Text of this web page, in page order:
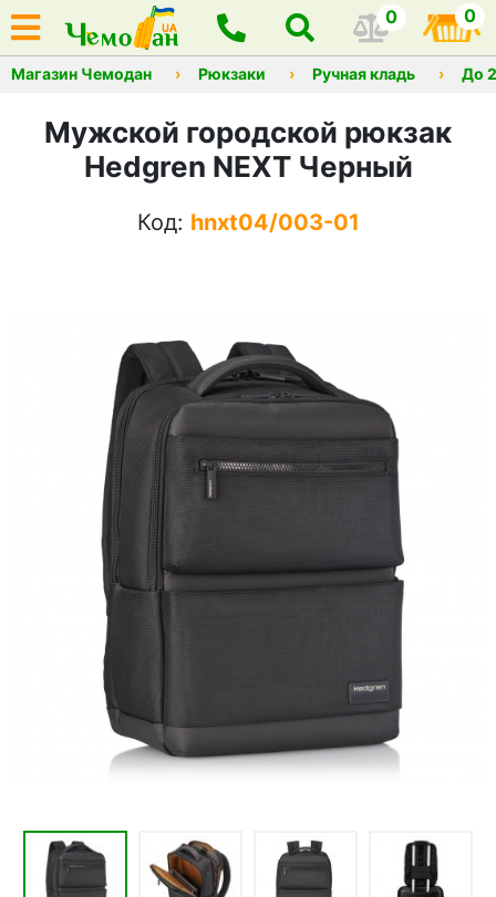
0 0
Магазин Чемодан Рюкзаки Ручная кладь До
Мужской городской рюкзак
Hedgren NEXT Черный
Код: hnxt04/003-01